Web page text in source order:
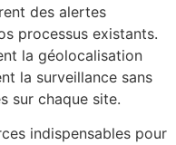
des alertes
processus existants.
la géolocalisation
la surveillance sans
sur chaque site.
indispensables pour